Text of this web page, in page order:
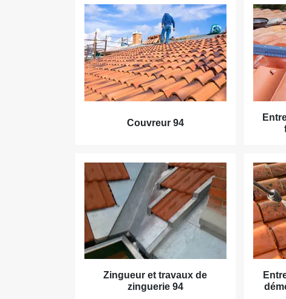
Couvreur 94
Zingueur et travaux de
zinguerie 94